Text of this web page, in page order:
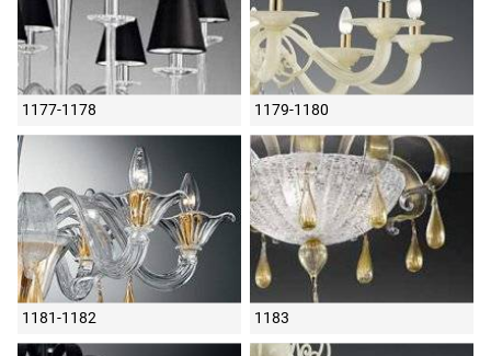
1177-1178 1179-1180
1181-1182 1183